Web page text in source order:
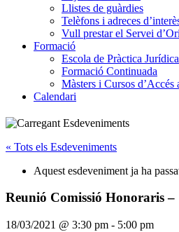
Llistes de guàrdies
Telèfons i adreces
Vull prestar el Servei
Formació
Escola de Pràctica Jurídica
Formació Continuada
Màsters i Cursos d’Accés
Calendari
« Tots els Esdeveniments
Aquest esdeveniment ja ha
Reunió Comissió Honoraris –
18/03/2021 @ 3:30 pm - 5:00 pm